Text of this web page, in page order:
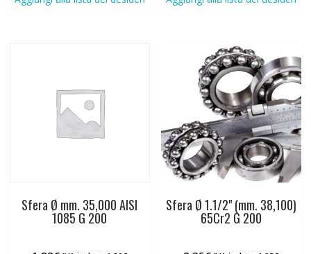
Sfera Ø mm. 35,000 AISI
1085 G 200
Sfera Ø 1.1/2" (mm. 38,100)
65Cr2 G 200